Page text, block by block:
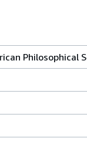
Philosophical